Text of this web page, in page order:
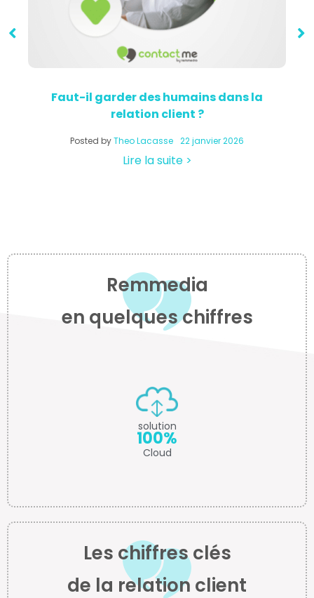
Faut-il garder des humains dans la
relation client ?
Posted byTheo Lacasse 22 janvier 2026
Lire la suite >
Remmedia
en quelques chiffres
solution
100%
Cloud
Les chiffres clés
de la relation client